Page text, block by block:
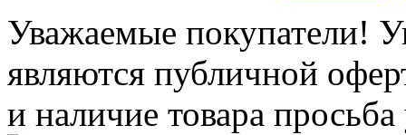
Уважаемые покупатели!
являются публичной
и наличие товара